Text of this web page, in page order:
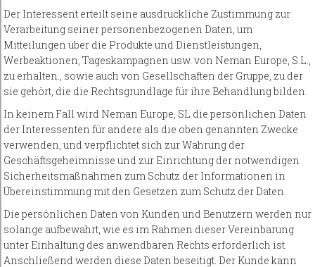
Der Interessent erteilt seine ausdrückliche Zustimmung zur
Verarbeitung seiner personenbezogenen Daten, um
Mitteilungen über die Produkte und Dienstleistungen,
Werbeaktionen, Tageskampagnen usw. von Neman Europe, S.L.,
zu erhalten., sowie auch von Gesellschaften der Gruppe, zu der
sie gehört, die die Rechtsgrundlage für ihre Behandlung bilden.
In keinem Fall wird Neman Europe, SL die persönlichen Daten
der Interessenten für andere als die oben genannten Zwecke
verwenden, und verpflichtet sich zur Wahrung der
Geschäftsgeheimnisse und zur Einrichtung der notwendigen
Sicherheitsmaßnahmen zum Schutz der Informationen in
Übereinstimmung mit den Gesetzen zum Schutz der Daten.
Die persönlichen Daten von Kunden und Benutzern werden nur
solange aufbewahrt, wie es im Rahmen dieser Vereinbarung
unter Einhaltung des anwendbaren Rechts erforderlich ist.
Anschließend werden diese Daten beseitigt. Der Kunde kann